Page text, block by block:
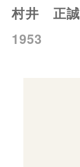
村井 正誠
1953